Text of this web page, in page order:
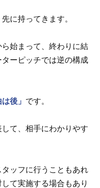
に持ってきます。
始まって、終わりに結
ーピッチでは逆の構成
後」 です。
て、相手にわかりやす
ッフに行うこともあれ
て実施する場合もあり